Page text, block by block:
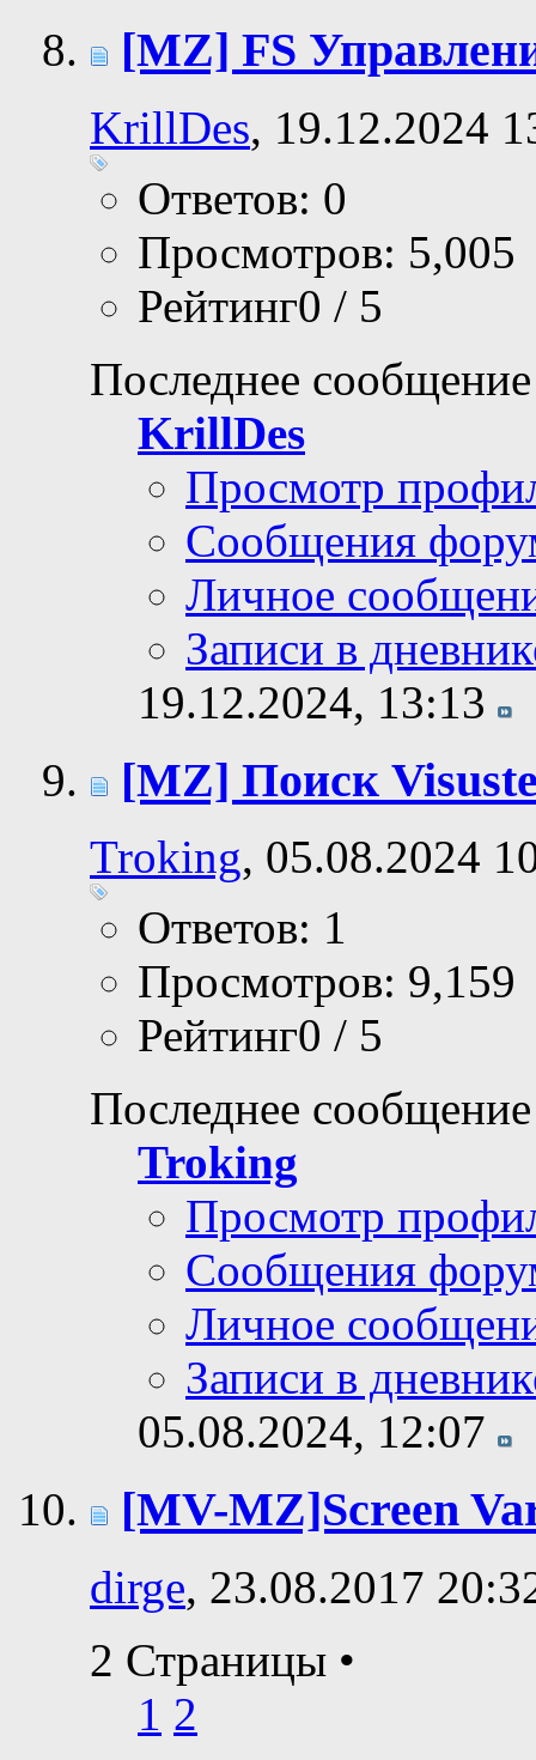
[MZ] FS
KrillDes, 19.12.2024
Ответов: 0
Просмотров: 5,005
Рейтинг0 / 5
Последнее
KrillDes
Просмотр
Сообщения
Личное
Записи в
19.12.2024, 13:13
[MZ] Поиск
Troking, 05.08.2024
Ответов: 1
Просмотров: 9,159
Рейтинг0 / 5
Последнее
Troking
Просмотр
Сообщения
Личное
Записи в
05.08.2024, 12:07
[MV-MZ]Screen
dirge, 23.08.2017
2 Страницы •
1 2